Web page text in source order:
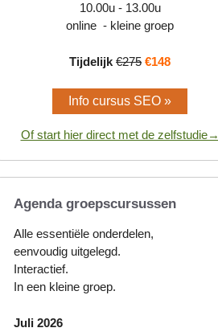
10.00u - 13.00u
online - kleine groep
Tijdelijk €275 €148
Info cursus SEO »
Of start hier direct met de zelfstudie→
Agenda groepscursussen
Alle essentiële onderdelen,
eenvoudig uitgelegd.
Interactief.
In een kleine groep.
Juli 2026